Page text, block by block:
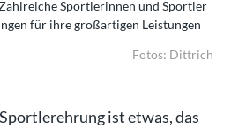
Sportlerinnen und Sportler
für ihre großartigen Leistungen
Fotos: Dittrich
ist etwas, das